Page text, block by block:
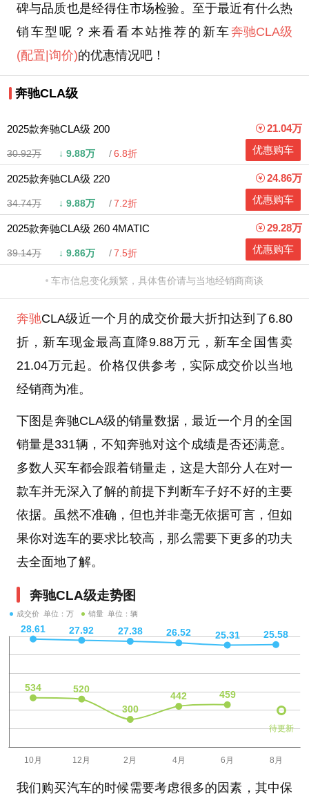
碑与品质也是经得住市场检验。至于最近有什么热
销车型呢？来看看本站推荐的新车奔驰CLA级
(配置|询价)的优惠情况吧！
奔驰CLA级
2025款奔驰CLA级 200
30.92万 ↓ 9.88万 6.8折
21.04万
优惠购车
2025款奔驰CLA级 220
34.74万 ↓ 9.88万 7.2折
24.86万
优惠购车
2025款奔驰CLA级 260 4MATIC
39.14万 ↓ 9.86万 7.5折
29.28万
优惠购车
车市信息变化频繁，具体售价请与当地经销商商谈
奔驰CLA级近一个月的成交价最大折扣达到了6.80
折，新车现金最高直降9.88万元，新车全国售卖
21.04万元起。价格仅供参考，实际成交价以当地
经销商为准。
下图是奔驰CLA级的销量数据，最近一个月的全国
销量是331辆，不知奔驰对这个成绩是否还满意。
多数人买车都会跟着销量走，这是大部分人在对一
款车并无深入了解的前提下判断车子好不好的主要
依据。虽然不准确，但也并非毫无依据可言，但如
果你对选车的要求比较高，那么需要下更多的功夫
去全面地了解。
奔驰CLA级走势图
成交价 单位：万 销量 单位：辆
待更新
我们购买汽车的时候需要考虑很多的因素，其中保